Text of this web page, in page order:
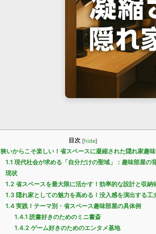
目次 [hide]
狭いからこそ楽しい！省スペースに凝縮された隠れ家趣
1.1 現代社会が求める「自分だけの聖域」：趣味部屋の
現状
1.2 省スペースを最大限に活かす！効率的な設計と収納
1.3隠れ家としての魅力を高める！没入感を演出する工
1.4実践！テーマ別・省スペース趣味部屋の具体例
1.4.1 読書好きのためのミニ書斎
1.4.2 ゲーム好きのためのエンタメ基地